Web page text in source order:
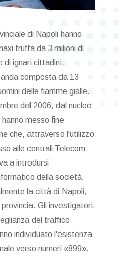
di Napoli hanno
truffa da 3 milioni di
di ignari cittadini,
composta da 13
delle fiamme gialle.
del 2006, dal nucleo
messo fine
che, attraverso l'utilizzo
alle centrali Telecom
a introdursi
della società.
la città di Napoli,
Gli investigatori,
del traffico
individuato l'esistenza
verso numeri «899».